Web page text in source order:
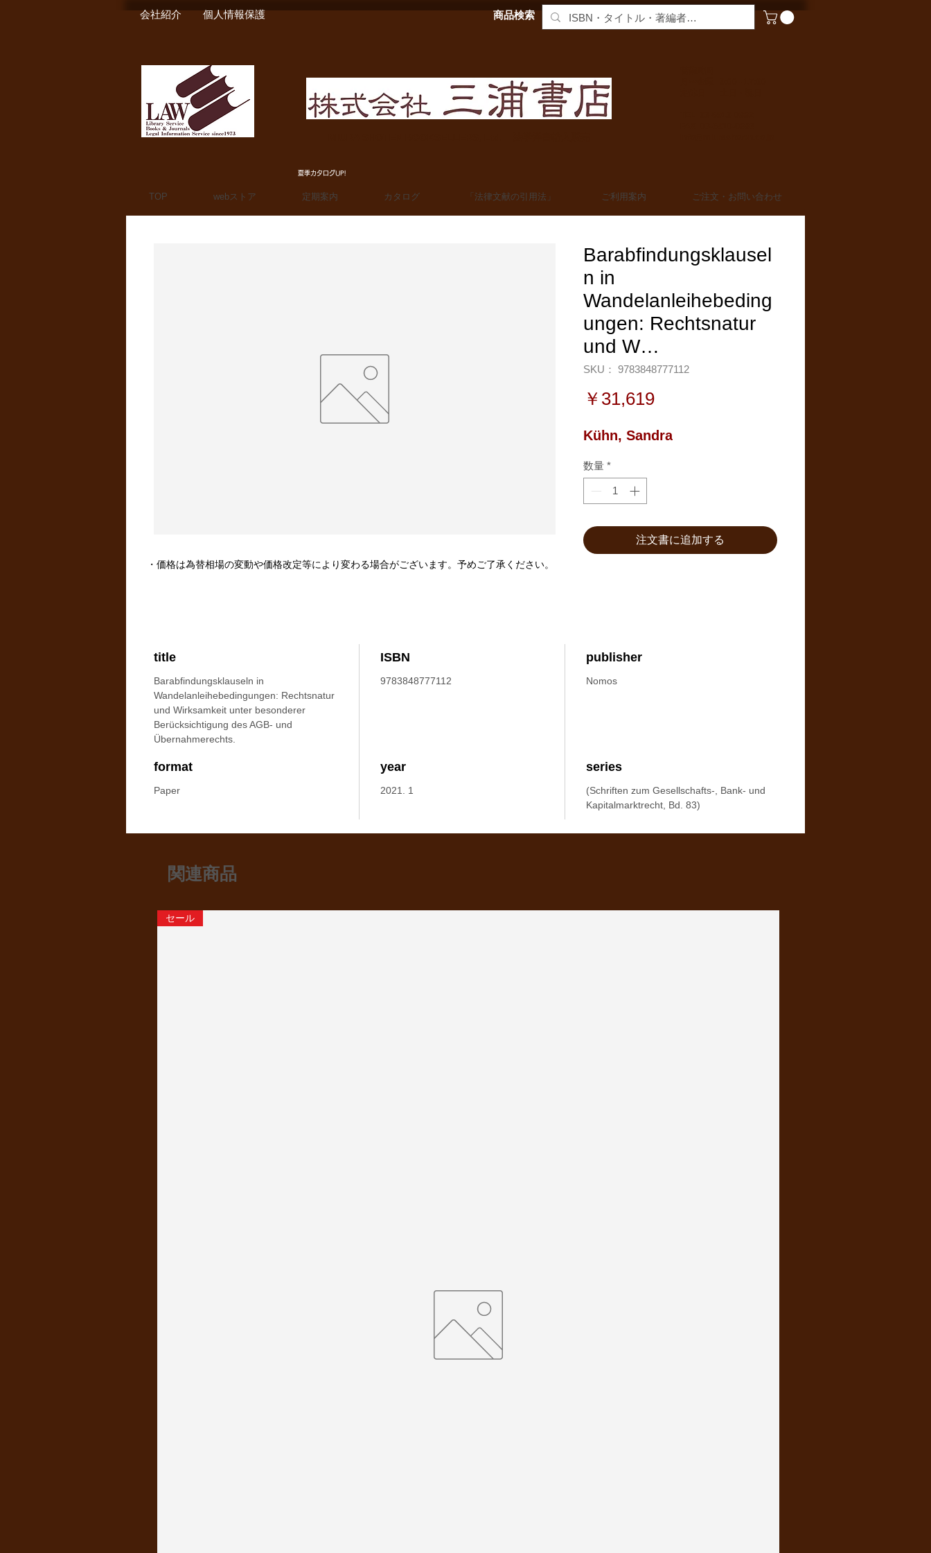
会社紹介 個人情報保護 商品検索
夏季カタログUP!
TOP webストア 定期案内 カタログ 「法律文献の引用法」 ご利用案内 ご注文・お問い合わせ
Barabfindungsklausel
n in
Wandelanleihebeding
ungen: Rechtsnatur
und W…
SKU： 9783848777112
￥31,619価
Kühn, Sandra
数量 *
注文書に追加する
title
Barabfindungsklauseln in
Wandelanleihebedingungen: Rechtsnatur
und Wirksamkeit unter besonderer
Berücksichtigung des AGB- und
Übernahmerechts.
ISBN
9783848777112
publisher
Nomos
format
Paper
year
2021. 1
series
(Schriften zum Gesellschafts-, Bank- und
Kapitalmarktrecht, Bd. 83)
・価格は為替相場の変動や価格改定等により変わる場合がございます。予めご了承ください。
関連商品
セール